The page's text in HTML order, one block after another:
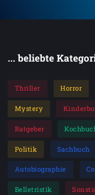
... beliebte
Thriller Horror
Mystery
Ratgeber
Politik Sachbuch
Autobiographie
Belletristik